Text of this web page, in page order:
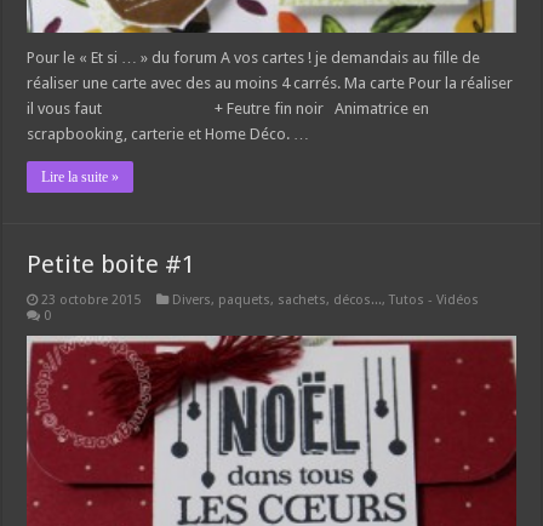
Pour le « Et si … » du forum A vos cartes ! je demandais au fille de
réaliser une carte avec des au moins 4 carrés. Ma carte Pour la réaliser
il vous faut + Feutre fin noir Animatrice en
scrapbooking, carterie et Home Déco. …
Lire la suite »
Petite boite #1
23 octobre 2015 Divers, paquets, sachets, décos...,Tutos - Vidéos
0